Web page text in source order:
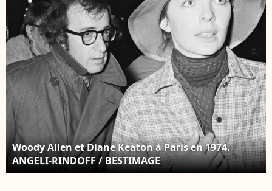
Woody Allen et Diane Keaton à Paris en 1974.
ANGELI-RINDOFF / BESTIMAGE